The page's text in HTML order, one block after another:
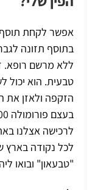
אפשר לקחת תוסף
בתוסף תזונה
ללא מרשם רופא.
טבעית. הוא יכול
הזקפה ולאזן את
לרכישה אצלנו
לכל נקודה בארץ
"טבעאון" ובואו